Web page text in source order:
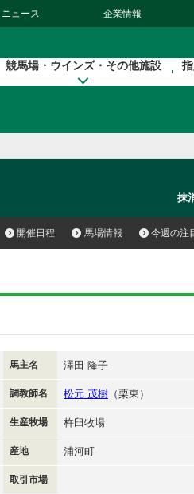
ニュース 企業情報
競馬場・ウインズ・その他施設
抹
開催日程 馬場情報 今週の注
馬主名 澤田 隆子
調教師名 松元 茂樹 （栗東）
生産牧場 杵臼牧場
産地 浦河町
取引市場